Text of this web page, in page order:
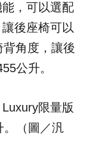
，可以選配
後座椅可以
角度，讓後
公升。
限量版
。（圖／汎